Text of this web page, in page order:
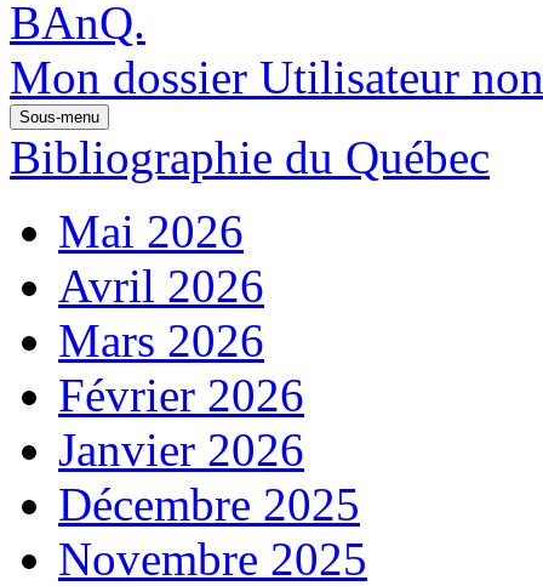
Mon dossier Utilisateur
Sous-menu
Bibliographie du Québec
Mai 2026
Avril 2026
Mars 2026
Février 2026
Janvier 2026
Décembre 2025
Novembre 2025